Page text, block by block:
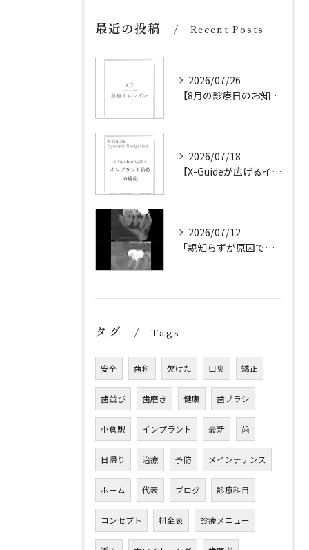
最近の投稿 Recent Posts
2026/07/26
【8月の診療日のお知らせ】
2026/07/18
【X-Guideが広げるインプラント治療の可能性】
2026/07/12
「親知らずが原因です。
タグ Tags
安全 歯科 欠けた 口臭 矯正
歯並び 歯磨き 健康 歯ブラシ
小倉駅 インプラント 最新 歯
日帰り 治療 予防 メインテナンス
ホーム 代表 ブログ 診療科目
コンセプト 料金表 診療メニュー